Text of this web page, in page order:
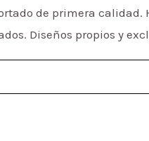
de primera calidad.
Diseños propios y